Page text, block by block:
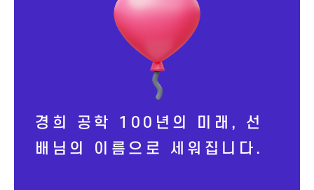
경희 공학 100년의 미래, 선
배님의 이름으로 세워집니다.